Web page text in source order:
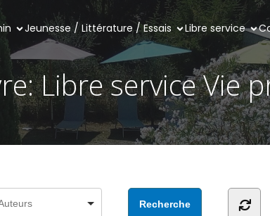
Jeunesse / Littérature / Essais Libre service
Libre service Vie